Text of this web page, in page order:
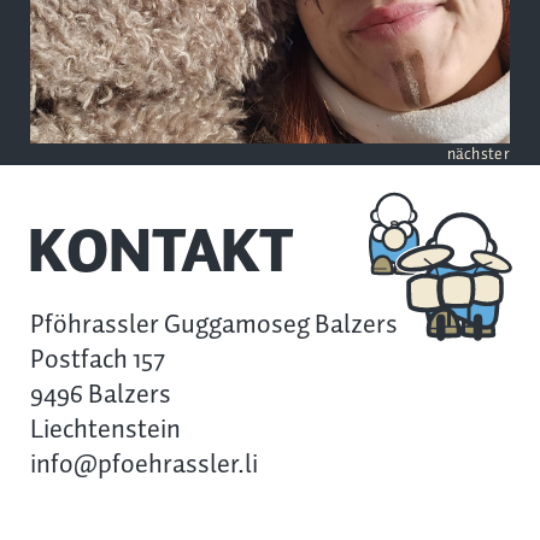
nächster
KONTAKT
Pföhrassler Guggamoseg Balzers
Postfach 157
9496 Balzers
Liechtenstein
info@pfoehrassler.li